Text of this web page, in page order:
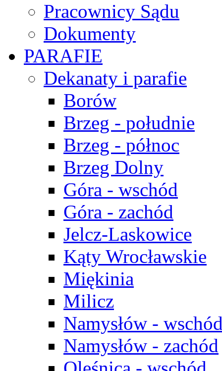
Pracownicy Sądu
Dokumenty
PARAFIE
Dekanaty i parafie
Borów
Brzeg - południe
Brzeg - północ
Brzeg Dolny
Góra - wschód
Góra - zachód
Jelcz-Laskowice
Kąty Wrocławskie
Miękinia
Milicz
Namysłów -
Namysłów - zachód